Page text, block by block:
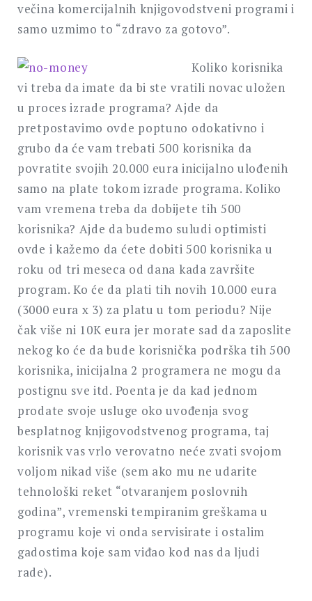
večina komercijalnih knjigovodstveni programi i
samo uzmimo to “zdravo za gotovo”.
Koliko korisnika
vi treba da imate da bi ste vratili novac uložen
u proces izrade programa? Ajde da
pretpostavimo ovde poptuno odokativno i
grubo da će vam trebati 500 korisnika da
povratite svojih 20.000 eura inicijalno ulođenih
samo na plate tokom izrade programa. Koliko
vam vremena treba da dobijete tih 500
korisnika? Ajde da budemo suludi optimisti
ovde i kažemo da ćete dobiti 500 korisnika u
roku od tri meseca od dana kada završite
program. Ko će da plati tih novih 10.000 eura
(3000 eura x 3) za platu u tom periodu? Nije
čak više ni 10K eura jer morate sad da zaposlite
nekog ko će da bude korisnička podrška tih 500
korisnika, inicijalna 2 programera ne mogu da
postignu sve itd. Poenta je da kad jednom
prodate svoje usluge oko uvođenja svog
besplatnog knjigovodstvenog programa, taj
korisnik vas vrlo verovatno neće zvati svojom
voljom nikad više (sem ako mu ne udarite
tehnološki reket “otvaranjem poslovnih
godina”, vremenski tempiranim greškama u
programu koje vi onda servisirate i ostalim
gadostima koje sam viđao kod nas da ljudi
rade).